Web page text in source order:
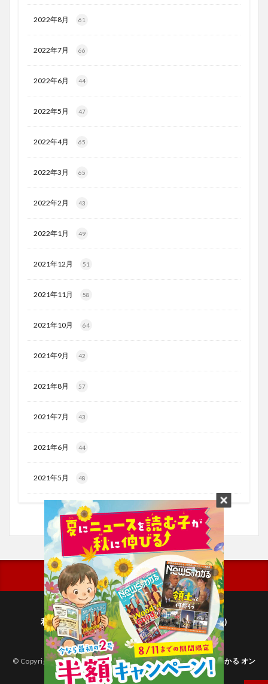
2022年8月 61
2022年7月 66
2022年6月 44
2022年5月 47
2022年4月 65
2022年3月 65
2022年2月 43
2022年1月 49
2021年12月 51
2021年11月 58
2021年10月 64
2021年9月 42
2021年8月 57
2021年7月 43
2021年6月 44
2021年5月 48
利用規約
プライバシーポリシー(毎日新聞出版)
個人情報について(毎日新聞社)
© Copyright 2026子どものためのニュース雑誌「ニュースがわかる オン
ライン」.